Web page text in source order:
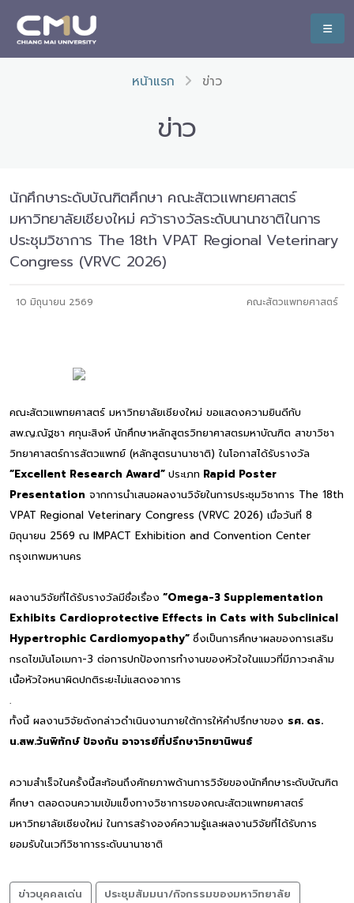
หน้าแรก ข่าว
ข่าว
นักศึกษาระดับบัณฑิตศึกษา คณะสัตวแพทยศาสตร์
มหาวิทยาลัยเชียงใหม่ คว้ารางวัลระดับนานาชาติในการ
ประชุมวิชาการ The 18th VPAT Regional Veterinary
Congress (VRVC 2026)
10 มิถุนายน 2569 คณะสัตวแพทยศาสตร์
คณะสัตวแพทยศาสตร์ มหาวิทยาลัยเชียงใหม่ ขอแสดงความยินดีกับ
สพ.ญ.ณัฐชา ศกุนะสิงห์ นักศึกษาหลักสูตรวิทยาศาสตรมหาบัณฑิต สาขาวิชา
วิทยาศาสตร์การสัตวแพทย์ (หลักสูตรนานาชาติ) ในโอกาสได้รับรางวัล
“Excellent Research Award” ประเภท Rapid Poster
Presentation จากการนำเสนอผลงานวิจัยในการประชุมวิชาการ The 18th
VPAT Regional Veterinary Congress (VRVC 2026) เมื่อวันที่ 8
มิถุนายน 2569 ณ IMPACT Exhibition and Convention Center
กรุงเทพมหานคร
ผลงานวิจัยที่ได้รับรางวัลมีชื่อเรื่อง “Omega-3 Supplementation
Exhibits Cardioprotective Effects in Cats with Subclinical
Hypertrophic Cardiomyopathy” ซึ่งเป็นการศึกษาผลของการเสริม
กรดไขมันโอเมกา-3 ต่อการปกป้องการทำงานของหัวใจในแมวที่มีภาวะกล้าม
เนื้อหัวใจหนาผิดปกติระยะไม่แสดงอาการ
.
ทั้งนี้ ผลงานวิจัยดังกล่าวดำเนินงานภายใต้การให้คำปรึกษาของ รศ. ดร.
น.สพ.วันพิทักษ์ ป้องกัน อาจารย์ที่ปรึกษาวิทยานิพนธ์
ความสำเร็จในครั้งนี้สะท้อนถึงศักยภาพด้านการวิจัยของนักศึกษาระดับบัณฑิต
ศึกษา ตลอดจนความเข้มแข็งทางวิชาการของคณะสัตวแพทยศาสตร์
มหาวิทยาลัยเชียงใหม่ ในการสร้างองค์ความรู้และผลงานวิจัยที่ได้รับการ
ยอมรับในเวทีวิชาการระดับนานาชาติ
ข่าวบุคคลเด่น
ประชุมสัมมนา/กิจกรรมของมหาวิทยาลัย